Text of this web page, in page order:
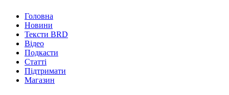
Головна
Новини
Тексти BRD
Відео
Подкасти
Статті
Підтримати
Магазин